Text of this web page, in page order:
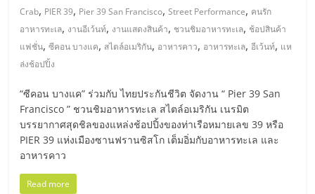
มอี
ไทย,
SMEs,
แฟ
รน
Crab, PIER 39, Pier 39 San Francisco,Street Performance, คนรัก
อาหารทะเล, งานอีเว้นท์, งานแสดงสินค้า, ชวนชิมอาหารทะเล, ช้อปสินค้า
แฟชั่น,ซีคอน บางแค, สไตล์อเมริกัน, อาหารคาว, อาหารทะเล,อีเว้นท์, แห
ล่งช้อปปิ้ง
“ซีคอน บางแค” ร่วมกับ ไทยประกันชีวิต จัดงาน “ Pier 39 San
Francisco ” ชวนชิมอาหารทะเล สไตล์อเมริกัน เนรมิต
บรรยากาศสุดชิลของแหล่งช้อปปิ้งของท่าเรือหมายเลข 39 หรือ
PIER 39 แห่งเมืองซานฟรานซิสโก เต็มอิ่มกับอาหารทะเล และ
อาหารคาว
Read more